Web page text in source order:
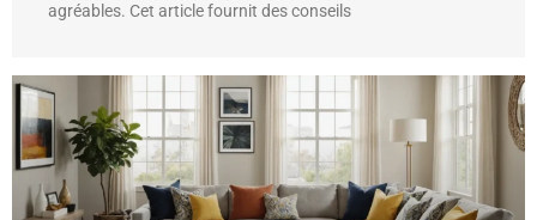
agréables. Cet article fournit des conseils